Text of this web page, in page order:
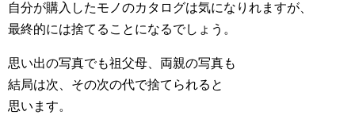
自分が購入したモノのカタログは気になりれますが、
最終的には捨てることになるでしょう。
思い出の写真でも祖父母、両親の写真も
結局は次、その次の代で捨てられると
思います。